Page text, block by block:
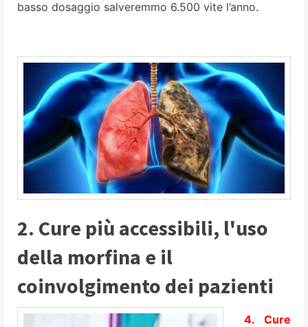
basso dosaggio salveremmo 6.500 vite l’anno.
2. Cure più accessibili, l'uso
della morfina e il
coinvolgimento dei pazienti
4. Cure